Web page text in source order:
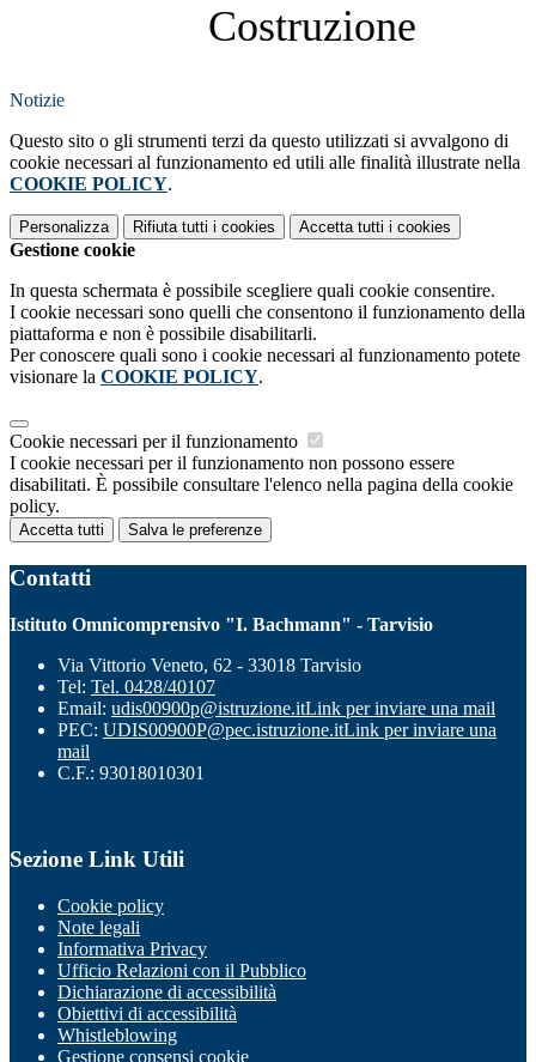
Notizie
Questo sito o gli strumenti terzi da questo utilizzati si avvalgono di
cookie necessari al funzionamento ed utili alle finalità illustrate nella
COOKIE POLICY.
Personalizza Rifiuta tutti i cookies Accetta tutti i cookies
Gestione cookie
In questa schermata è possibile scegliere quali cookie consentire.
I cookie necessari sono quelli che consentono il funzionamento della
piattaforma e non è possibile disabilitarli.
Per conoscere quali sono i cookie necessari al funzionamento potete
visionare la COOKIE POLICY.
Cookie necessari per il funzionamento
I cookie necessari per il funzionamento non possono essere
disabilitati. È possibile consultare l'elenco nella pagina della cookie
policy.
Accetta tutti Salva le preferenze
Contatti
Istituto Omnicomprensivo "I. Bachmann" - Tarvisio
Via Vittorio Veneto, 62 - 33018 Tarvisio
Tel: Tel. 0428/40107
Email: udis00900p@istruzione.itLink per inviare una mail
PEC: UDIS00900P@pec.istruzione.itLink per inviare una
mail
C.F.: 93018010301
Sezione Link Utili
Cookie policy
Note legali
Informativa Privacy
Ufficio Relazioni con il Pubblico
Dichiarazione di accessibilità
Obiettivi di accessibilità
Whistleblowing
Gestione consensi cookie